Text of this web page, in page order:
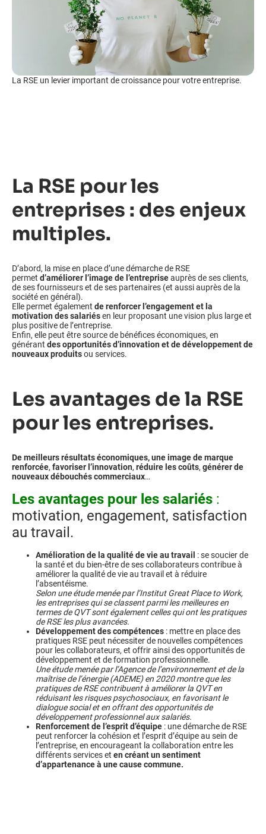
La RSE un levier important de croissance pour votre entreprise.
La RSE pour les
entreprises : des enjeux
multiples.
D’abord, la mise en place d’une démarche de RSE
permet d’améliorer l’image de l’entrepriseauprès de ses clients,
de ses fournisseurs et de ses partenaires (et aussi auprès de la
société en général).
Elle permet également de renforcer l’engagement et la
motivation des salariésen leur proposant une vision plus large et
plus positive de l’entreprise.
Enfin, elle peut être source de bénéfices économiques, en
générant des opportunités d’innovation et de développement de
nouveaux produitsou services.
Les avantages de la RSE
pour les entreprises.
De meilleurs résultats économiques,une image de marque
renforcée, favoriser l’innovation, réduire les coûts, générer de
nouveaux débouchés commerciaux…
Les avantages pour les salariés :
motivation, engagement, satisfaction
au travail.
Amélioration de la qualité de vie au travail : se soucier de
la santé et du bien-être de ses collaborateurs contribue à
améliorer la qualité de vie au travail et à réduire
l’absentéisme.
Selon une étude menée par l’Institut Great Place to Work,
les entreprises qui se classent parmi les meilleures en
termes de QVT sont également celles qui ont les pratiques
de RSE les plus avancées.
Développement des compétences : mettre en place des
pratiques RSE peut nécessiter de nouvelles compétences
pour les collaborateurs, et offrir ainsi des opportunités de
développement et de formation professionnelle.
Une étude menée par l’Agence de l’environnement et de la
maîtrise de l’énergie (ADEME) en 2020 montre que les
pratiques de RSE contribuent à améliorer la QVT en
réduisant les risques psychosociaux, en favorisant le
dialogue social et en offrant des opportunités de
développement professionnel aux salariés.
Renforcement de l’esprit d’équipe : une démarche de RSE
peut renforcer la cohésion et l’esprit d’équipe au sein de
l’entreprise, en encourageant la collaboration entre les
différents services et en créant un sentiment
d’appartenance à une cause commune.